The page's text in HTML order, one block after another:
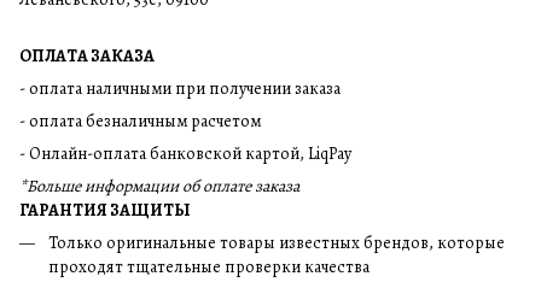
ОПЛАТА ЗАКАЗА
- оплата наличными при получении заказа
- оплата безналичным расчетом
- Онлайн-оплата банковской картой, LiqPay
*Больше информации об оплате заказа
ГАРАНТИЯ ЗАЩИТЫ
Только оригинальные товары известных брендов, которые
проходят тщательные проверки качества